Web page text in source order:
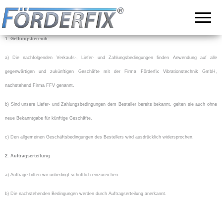
und
und
Lösungen in der
1. Geltungsbereich
a) Die nachfolgenden Verkaufs-, Liefer- und Zahlungsbedingungen finden Anwendung auf alle
gegenwärtigen und zukünftigen Geschäfte mit der Firma Förderfix Vibrationstechnik GmbH,
nachstehend Firma FFV genannt.
b) Sind unsere Liefer- und Zahlungsbedingungen dem Besteller bereits bekannt, gelten sie auch ohne
neue Bekanntgabe für künftige Geschäfte.
c) Den allgemeinen Geschäftsbedingungen des Bestellers wird ausdrücklich widersprochen.
2. Auftragserteilung
a) Aufträge bitten wir unbedingt schriftlich einzureichen.
b) Die nachstehenden Bedingungen werden durch Auftragserteilung anerkannt.